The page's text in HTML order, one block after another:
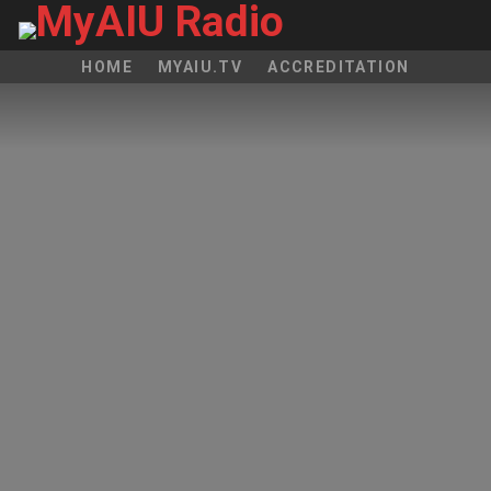
HOME MYAIU.TV ACCREDITATION